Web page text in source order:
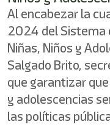
Al encabezar la
2024 del Sistema
Niñas, Niños y
Salgado Brito,
que garantizar
y adolescencias
las políticas